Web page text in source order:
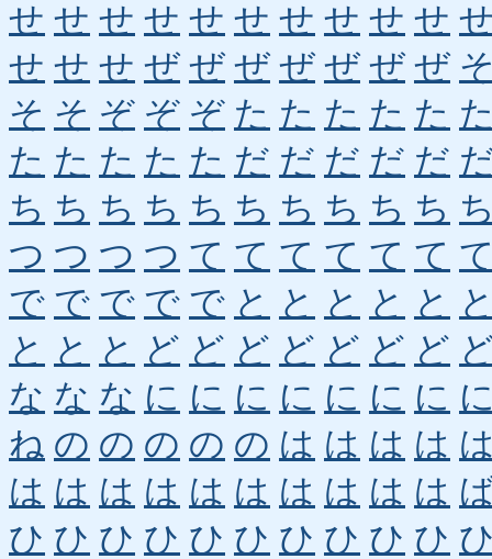
せ せ せ せ せ せ せ せ せ せ
せ せ せ ぜ ぜ ぜ ぜ ぜ ぜ ぜ
そ そ ぞ ぞ ぞ た た た た た
た た た た た だ だ だ だ だ
ち ち ち ち ち ち ち ち ち ち
つ つ つ つ て て て て て て
で で で で で と と と と と
と と と ど ど ど ど ど ど ど
な な な に に に に に に に
ね の の の の の は は は は
は は は は は は は は は は
ひ ひ ひ ひ ひ ひ ひ ひ ひ ひ